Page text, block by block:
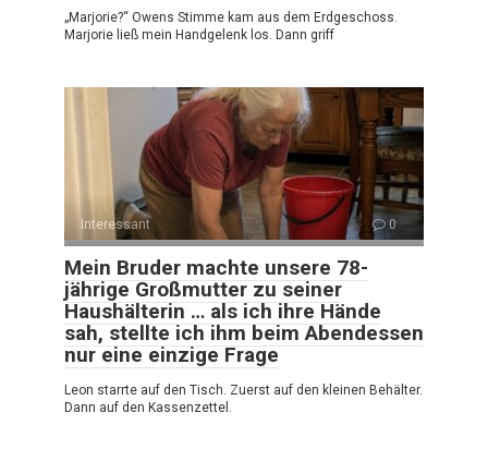
„Marjorie?“ Owens Stimme kam aus dem Erdgeschoss.
Marjorie ließ mein Handgelenk los. Dann griff
Interessant 0
Mein Bruder machte unsere 78-
jährige Großmutter zu seiner
Haushälterin … als ich ihre Hände
sah, stellte ich ihm beim Abendessen
nur eine einzige Frage
Leon starrte auf den Tisch. Zuerst auf den kleinen Behälter.
Dann auf den Kassenzettel.